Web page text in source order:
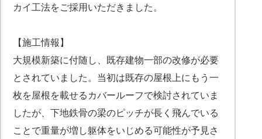
カイ工法をご採用いただきました。
【施工情報】
大規模新築に付随し、既存建物一部の改修が必要
とされていました。当初は既存の屋根上にもう一
枚を屋根を載せるカバールーフで検討されていま
したが、下地鉄骨の梁のピッチが長く飛んでいる
ことで重量が増し躯体をいじめる可能性が予見さ